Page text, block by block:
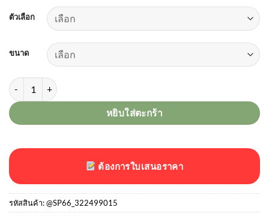
ตัวเลือก
ขนาด
จำนวน ประแจดัดเหล็ก กุญแจดัดเหล็ก ชิ้น
หยิบใส่ตะกร้า
ต้องการใบเสนอราคา
รหัสสินค้า:@SP66_322499015